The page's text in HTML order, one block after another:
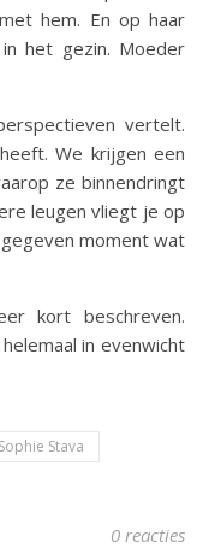
hem. En op haar
het gezin. Moeder
vertelt.
We krijgen een
ze binnendringt
leugen vliegt je op
moment wat
kort beschreven.
in evenwicht
Sophie Stava
0 reacties